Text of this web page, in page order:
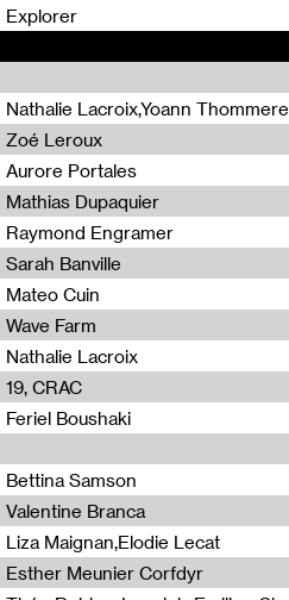
Explorer
Nathalie Lacroix,Yoann
Zoé Leroux
Aurore Portales
Mathias Dupaquier
Raymond Engramer
Sarah Banville
Mateo Cuin
Wave Farm
Nathalie Lacroix
19, CRAC
Feriel Boushaki
Bettina Samson
Valentine Branca
Liza Maignan,Elodie Lecat
Esther Meunier Corfdyr